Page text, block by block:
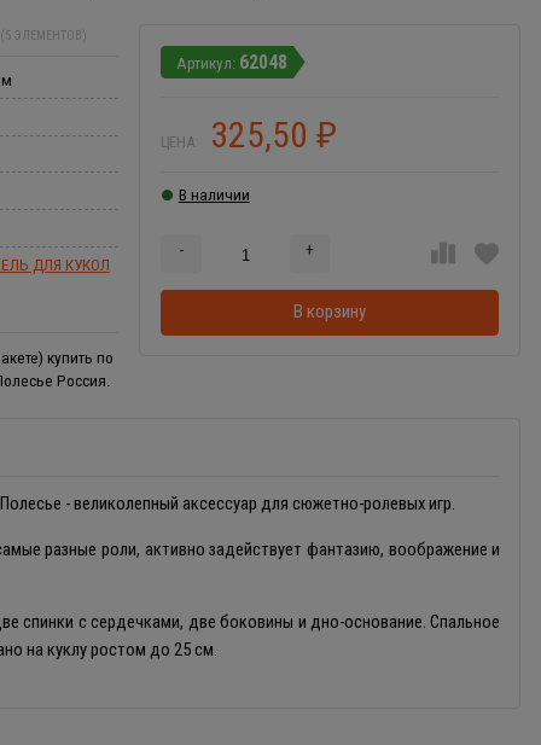
62048
ЦЕНА: 325,50₽
В наличии
- +
В корзину
ЭЛЕМЕНТОВ)
ДЛЯ КУКОЛ
купить по
Россия.
- великолепный аксессуар для сюжетно-ролевых игр.
разные роли, активно задействует фантазию, воображение и
спинки с сердечками, две боковины и дно-основание. Спальное
на куклу ростом до 25 см.